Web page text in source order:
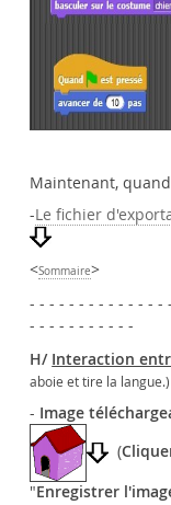
Maintenant,
-Le fichier
<Sommaire>
- - - - - - - - - - - - - -
- - - - - - - - - - -
H/ Interaction
aboie et tire la langue.)
- Image
(
"Enregistrer